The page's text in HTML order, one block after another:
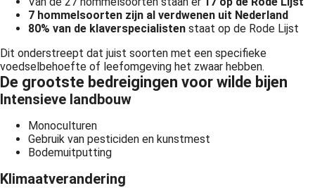
7 hommelsoorten zijn al verdwenen uit Nederland
80% van de klaverspecialisten staat op de Rode Lijst
Dit onderstreept dat juist soorten met een specifieke
voedselbehoefte of leefomgeving het zwaar hebben.
De grootste bedreigingen voor wilde bijen
Intensieve landbouw
Monoculturen
Gebruik van pesticiden en kunstmest
Bodemuitputting
Klimaatverandering